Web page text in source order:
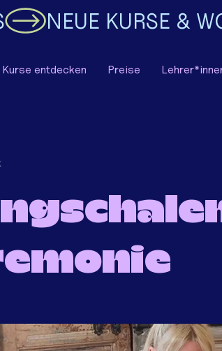
Kurse entdecken Preise